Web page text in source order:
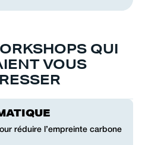
QUI
VOUS
réduire l’empreinte carbone